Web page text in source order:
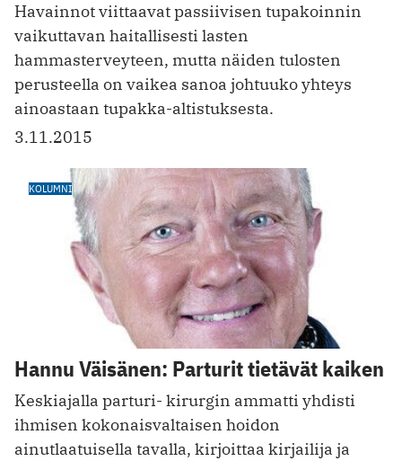
Havainnot viittaavat passiivisen tupakoinnin
vaikuttavan haitallisesti lasten
hammasterveyteen, mutta näiden tulosten
perusteella on vaikea sanoa johtuuko yhteys
ainoastaan tupakka-altistuksesta.
3.11.2015
KOLUMNI
Hannu Väisänen: Parturit tietävät kaiken
Keskiajalla parturi- kirurgin ammatti yhdisti
ihmisen kokonaisvaltaisen hoidon
ainutlaatuisella tavalla, kirjoittaa kirjailija ja